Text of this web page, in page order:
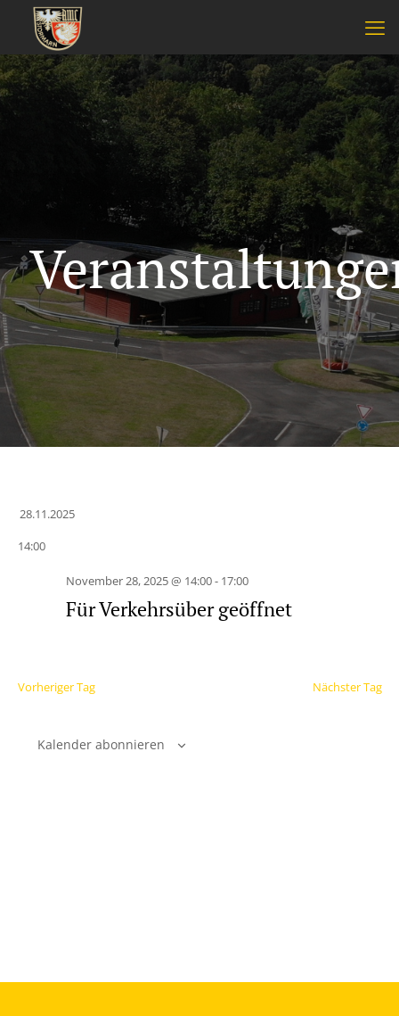
28.11.2025
wählen.
14:00
November 28, 2025 @ 14:00- 17:00
Für Verkehrsüber geöffnet
Vorheriger Tag Nächster Tag
Kalender abonnieren